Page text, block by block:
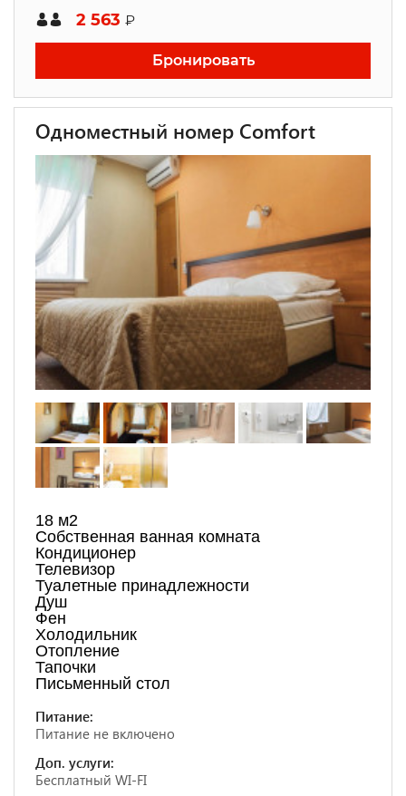
2 563 ₽
Бронировать
Одноместный номер Comfort
18 м2
Собственная ванная комната
Кондиционер
Телевизор
Туалетные принадлежности
Душ
Фен
Холодильник
Отопление
Тапочки
Письменный стол
Питание:
Питание не включено
Доп. услуги:
Бесплатный WI-FI